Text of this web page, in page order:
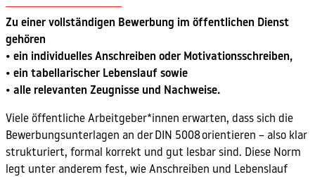
Zu einer vollständigen Bewerbung im öffentlichen Dienst
gehören
• ein individuelles Anschreiben oder Motivationsschreiben,
• ein tabellarischer Lebenslauf sowie
• alle relevanten Zeugnisse und Nachweise.
Viele öffentliche Arbeitgeber*innen erwarten, dass sich die
Bewerbungsunterlagen an der DIN 5008 orientieren – also klar
strukturiert, formal korrekt und gut lesbar sind. Diese Norm
legt unter anderem fest, wie Anschreiben und Lebenslauf